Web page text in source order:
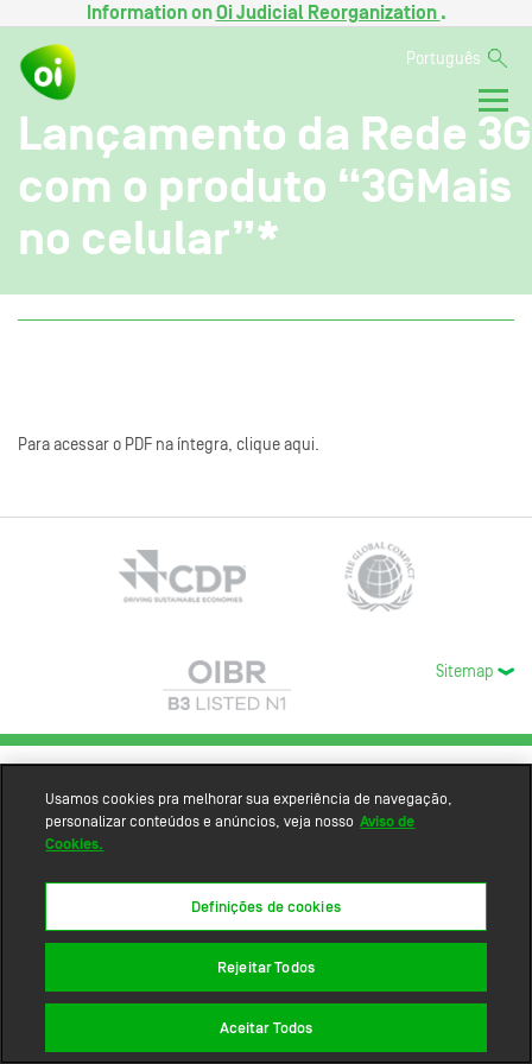
Information onOi Judicial Reorganization .
Português
Lançamento da Rede 3G
com o produto “3GMais
no celular”*
Para acessar o PDF na íntegra, clique aqui.
Sitemap
Usamos cookies pra melhorar sua experiência de navegação,
personalizar conteúdos e anúncios, veja nosso Aviso de
Cookies.
Definições de cookies
Rejeitar Todos
Aceitar Todos